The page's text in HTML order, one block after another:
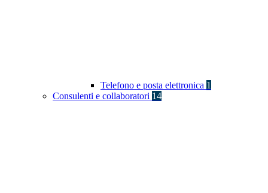
Telefono e posta elettronica 1
Consulenti e collaboratori 14